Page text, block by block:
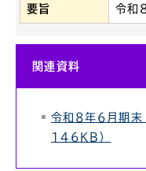
要旨 令和
関連資料
令和8年6月期末
146KB）